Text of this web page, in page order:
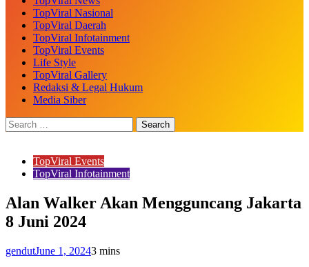
TopViral Nasional
TopViral Daerah
TopViral Infotainment
TopViral Events
Life Style
TopViral Gallery
Redaksi & Legal Hukum
Media Siber
TopViral Events
TopViral Infotainment
Alan Walker Akan Mengguncang Jakarta
8 Juni 2024
gendutJune 1, 20243 mins